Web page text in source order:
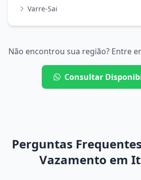
Varre-Sai
Não encontrou sua região? Entre
Consultar
Perguntas
Vazamento em